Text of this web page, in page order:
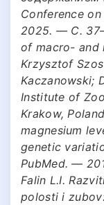
Conference
2025. — С.
of macro- and
Krzysztof
Kaczanowski;
Institute of
Krakow,
magnesium
genetic
PubMed. —
Falin L.I.
polosti i